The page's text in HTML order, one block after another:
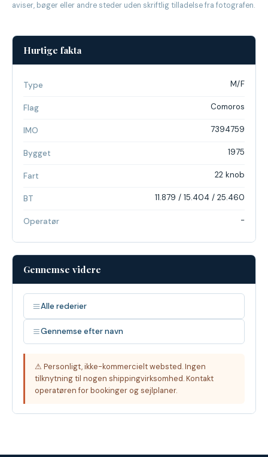
aviser, bøger eller andre steder uden skriftlig tilladelse fra fotografen.
Hurtige fakta
Type M/F
Flag Comoros
IMO 7394759
Bygget 1975
Fart 22 knob
BT 11.879 / 15.404 / 25.460
Operatør -
Gennemse videre
Alle rederier
Gennemse efter navn
⚠ Personligt, ikke-kommercielt websted. Ingen
tilknytning til nogen shippingvirksomhed. Kontakt
operatøren for bookinger og sejlplaner.